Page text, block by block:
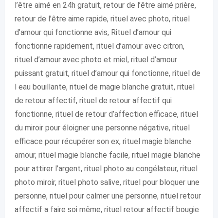
l’être aimé en 24h gratuit, retour de l’être aimé prière,
retour de l’être aime rapide, rituel avec photo, rituel
d’amour qui fonctionne avis, Rituel d’amour qui
fonctionne rapidement, rituel d’amour avec citron,
rituel d’amour avec photo et miel, rituel d’amour
puissant gratuit, rituel d’amour qui fonctionne, rituel de
l eau bouillante, rituel de magie blanche gratuit, rituel
de retour affectif, rituel de retour affectif qui
fonctionne, rituel de retour d’affection efficace, rituel
du miroir pour éloigner une personne négative, rituel
efficace pour récupérer son ex, rituel magie blanche
amour, rituel magie blanche facile, rituel magie blanche
pour attirer l’argent, rituel photo au congélateur, rituel
photo miroir, rituel photo salive, rituel pour bloquer une
personne, rituel pour calmer une personne, rituel retour
affectif a faire soi même, rituel retour affectif bougie